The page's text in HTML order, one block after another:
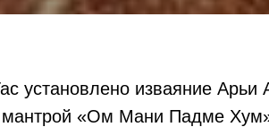
установлено изваяние Арьи
мантрой «Ом Мани Падме